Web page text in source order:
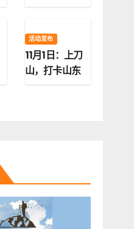
活动发布
11月1日：上刀
山，打卡山东